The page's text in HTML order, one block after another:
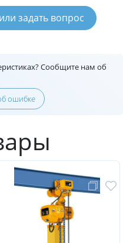
задать вопрос
Сообщите нам об
ошибке